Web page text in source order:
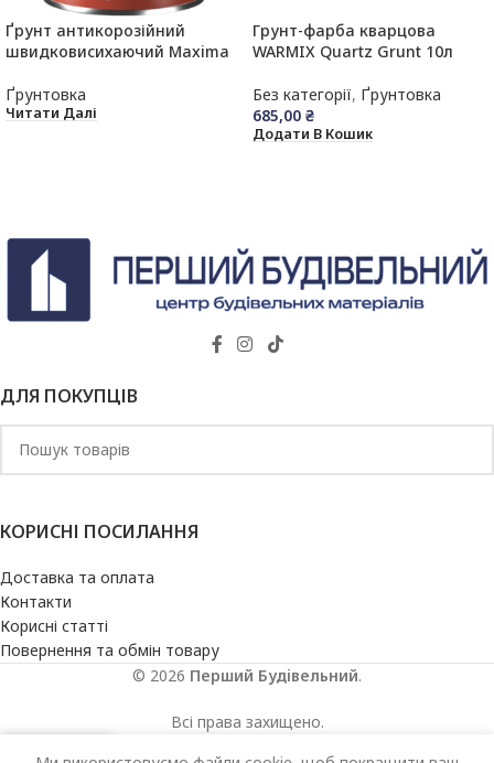
Ґрунт антикорозійний
швидковисихаючий Maxima
Ґрунтовка
Читати Далі
Грунт-фарба кварцова
WARMIX Quartz Grunt 10л
Без категорії, Ґрунтовка
685,00 ₴
Додати В Кошик
ДЛЯ ПОКУПЦІВ
КОРИСНІ ПОСИЛАННЯ
Доставка та оплата
Контакти
Корисні статті
Повернення та обмін товару
© 2026 Перший Будівельний.
Всі права захищено.